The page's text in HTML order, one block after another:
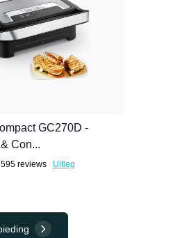
GC270D -
Con...
595 reviews Uitleg